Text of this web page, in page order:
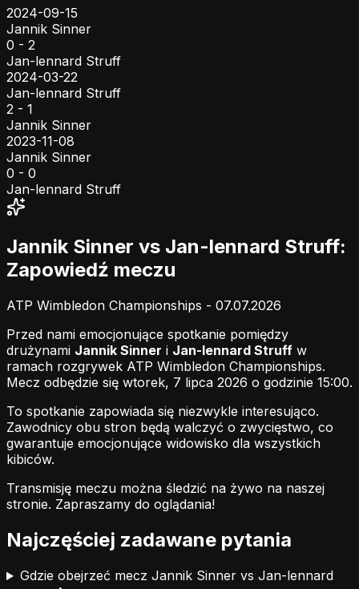
2024-09-15
Jannik Sinner
0 - 2
Jan-lennard Struff
2024-03-22
Jan-lennard Struff
2 - 1
Jannik Sinner
2023-11-08
Jannik Sinner
0 - 0
Jan-lennard Struff
Jannik Sinner vs Jan-lennard Struff:
Zapowiedź meczu
ATP Wimbledon Championships - 07.07.2026
Przed nami emocjonujące spotkanie pomiędzy
drużynami Jannik Sinner i Jan-lennard Struff w
ramach rozgrywek ATP Wimbledon Championships.
Mecz odbędzie się wtorek, 7 lipca 2026 o godzinie 15:00.
To spotkanie zapowiada się niezwykle interesująco.
Zawodnicy obu stron będą walczyć o zwycięstwo, co
gwarantuje emocjonujące widowisko dla wszystkich
kibiców.
Transmisję meczu można śledzić na żywo na naszej
stronie. Zapraszamy do oglądania!
Najczęściej zadawane pytania
Gdzie obejrzeć mecz Jannik Sinner vs Jan-lennard